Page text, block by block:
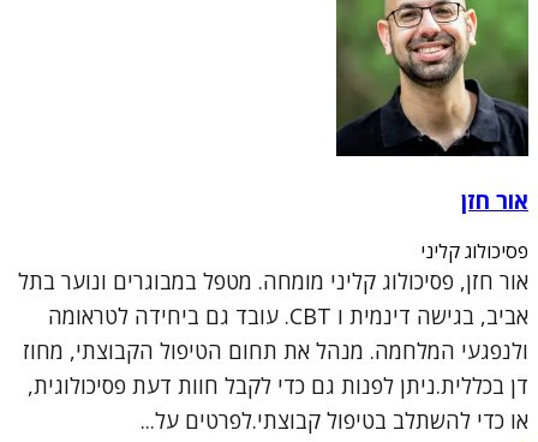
אור חזן
פסיכולוג קליני
אור חזן, פסיכולוג קליני מומחה. מטפל במבוגרים ונוער בתל
אביב, בגישה דינמית ו CBT. עובד גם ביחידה לטראומה
ולנפגעי המלחמה. מנהל את תחום הטיפול הקבוצתי, מחוז
דן בכללית.ניתן לפנות גם כדי לקבל חוות דעת פסיכולוגית,
או כדי להשתלב בטיפול קבוצתי.לפרטים על...